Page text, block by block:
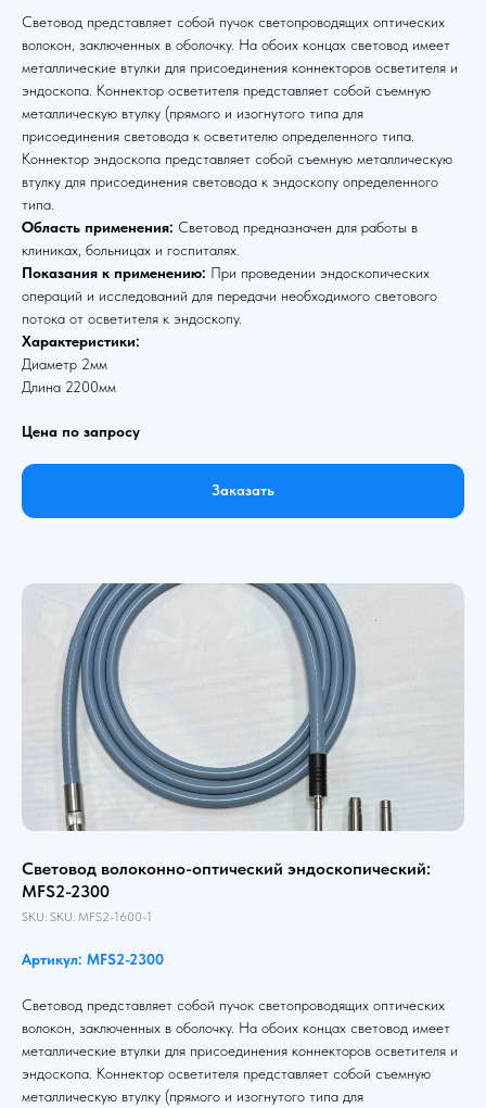
Световод представляет собой пучок светопроводящих оптических
волокон, заключенных в оболочку. На обоих концах световод имеет
металлические втулки для присоединения коннекторов осветителя и
эндоскопа. Коннектор осветителя представляет собой съемную
металлическую втулку (прямого и изогнутого типа для
присоединения световода к осветителю определенного типа.
Коннектор эндоскопа представляет собой съемную металлическую
втулку для присоединения световода к эндоскопу определенного
типа.
Область применения: Световод предназначен для работы в
клиниках, больницах и госпиталях.
Показания к применению: При проведении эндоскопических
операций и исследований для передачи необходимого светового
потока от осветителя к эндоскопу.
Характеристики:
Диаметр 2мм
Длина 2200мм
Цена по запросу
Заказать
Световод волоконно-оптический эндоскопический:
MFS2-2300
SKU: SKU: MFS2-1600-1
Артикул: MFS2-2300
Световод представляет собой пучок светопроводящих оптических
волокон, заключенных в оболочку. На обоих концах световод имеет
металлические втулки для присоединения коннекторов осветителя и
эндоскопа. Коннектор осветителя представляет собой съемную
металлическую втулку (прямого и изогнутого типа для